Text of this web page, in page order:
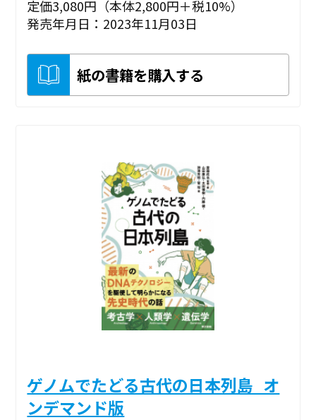
定価3,080円（本体2,800円＋税10%）
発売年月日：2023年11月03日
紙の書籍を購入する
ゲノムでたどる古代の日本列島_オ
ンデマンド版